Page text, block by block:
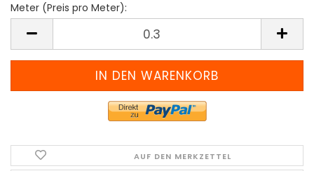
Meter (Preis pro Meter):
(Preis
pro
AUF DEN MERKZETTEL